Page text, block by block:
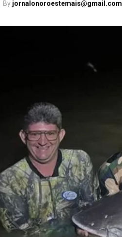
By jornalonoroestemais@gmail.com